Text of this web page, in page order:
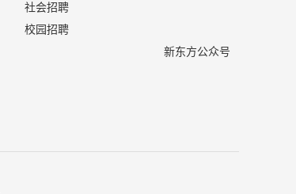
社会招聘
校园招聘
新东方公众号